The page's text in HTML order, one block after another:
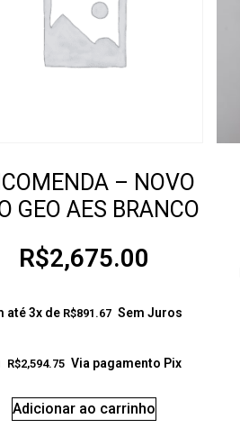
– NOVO
GEO AES BRANCO
R$2,675.00
até 3x de R$891.67 Sem Juros
R$2,594.75 Via pagamento Pix
Adicionar ao carrinho